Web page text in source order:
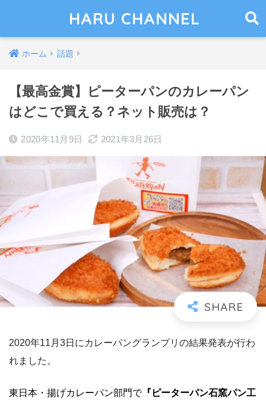
HARU CHANNEL
ホーム 話題
【最高金賞】ピーターパンのカレーパン
はどこで買える？ネット販売は？
2020年11月9日 2021年3月26日
2020年11月3日にカレーパングランプリの結果発表が行わ
れました。
東日本・揚げカレーパン部門で『ピーターパン石窯パン工